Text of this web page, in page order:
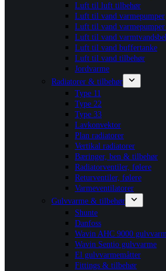
Luft til luft tilbehør
Luft til vand varmepumper
Luft til vand
Luft til vand
Luft til vand buffertanke
Luft til vand tilbehør
Jordvarme
Radiatorer & tilbehør
Type 11
Type 22
Type 33
Lavkonvektor
Plan radiatorer
Vertikal radiatorer
Bæringer, ben & tilbehør
Radiatorventiler, følere
Returventiler, følere
Varmeventilatorer
Gulvvarme & tilbehør
Shunte
Danfoss
Wavin AHC 9000
Wavin Sentio gulvvarme
El gulvvarmemåtter
Fittings & tilbehør